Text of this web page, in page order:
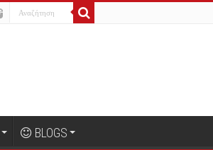
BLOGS